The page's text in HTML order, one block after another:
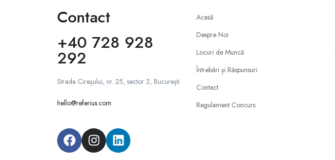
Contact
+40 728 928
292
Strada Cireșului, nr. 25, sector 2, București
hello@referius.com
Acasă
Despre Noi
Locuri de Muncă
Întrebări și Răspunsuri
Contact
Regulament Concurs